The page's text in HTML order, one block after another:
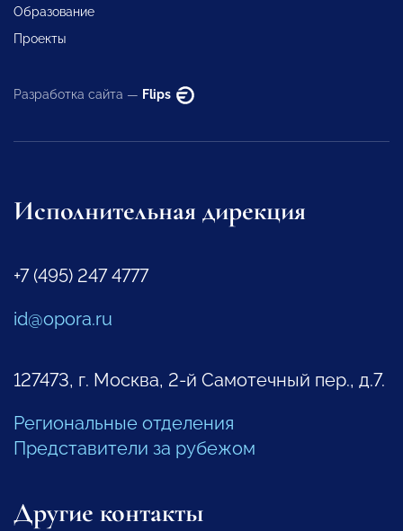
Образование
Проекты
Разработка сайта — Flips
Исполнительная дирекция
+7 (495) 247 4777
id@opora.ru
127473, г. Москва, 2-й Самотечный пер., д.7.
Региональные отделения
Представители за рубежом
Другие контакты